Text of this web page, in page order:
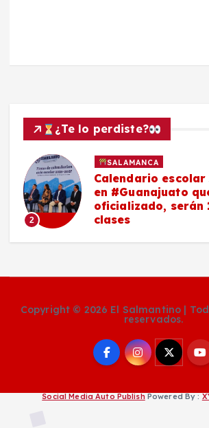
¿Te lo perdiste?
2
SALAMANCA
Calendario escolar
en #Guanajuato
oficializado, serán
clases
Copyright © 2026 El Salmantino |
reservados.
Social Media Auto Publish Powered By :